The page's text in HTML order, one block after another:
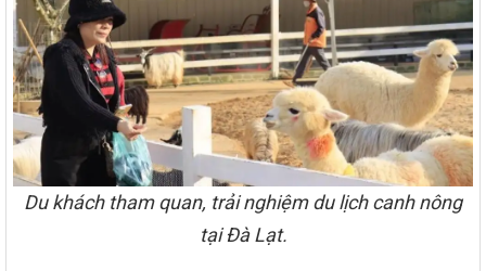
Du khách tham quan, trải nghiệm du lịch canh nông
tại Đà Lạt.